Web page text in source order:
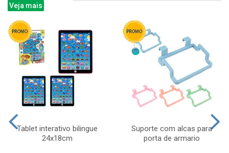
Veja mais
Tablet interativo bilingue
24x18cm
Suporte com alcas para
porta de armario